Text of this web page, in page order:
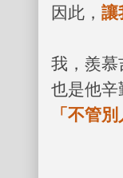
因此， 讓
我，羨慕
也是他辛
「不管